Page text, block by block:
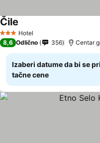
3 Zvezdice
Hotel
Čile
8,6 Odlično 356 Centar
Izaberi datume da bi se
tačne cene